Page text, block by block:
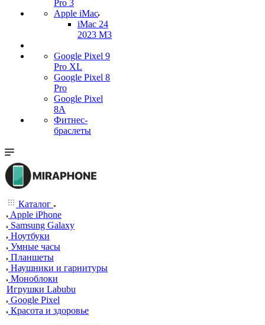
Pro 3
Apple iMac
iMac 24
2023 M3
Google Pixel 9
Pro XL
Google Pixel 8
Pro
Google Pixel
8A
Фитнес-
браслеты
Каталог
Apple iPhone
Samsung Galaxy
Ноутбуки
Умные часы
Планшеты
Наушники и гарнитуры
Моноблоки
Игрушки Labubu
Google Pixel
Красота и здоровье